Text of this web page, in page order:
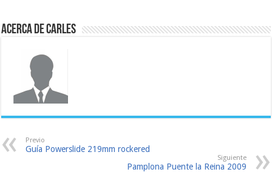
Acerca de Carles
Previo
Guía Powerslide 219mm rockered
Siguiente
Pamplona Puente la Reina 2009